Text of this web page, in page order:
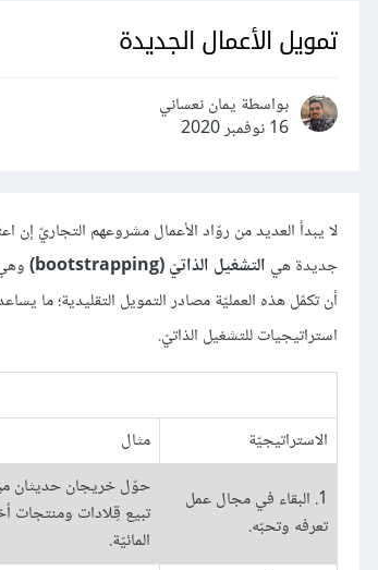
تمويل الأعمال الجديدة
بواسطة يمان نعساني
16 نوفمبر 2020
لا يبدأ العديد من روّاد الأعمال مشروعهم التجاريّ إن
جديدة هي التشغيل الذاتيّ (bootstrapping)
استراتيجيات للتشغيل الذاتيّ.
الاستراتيجيّة
مثال
1. البقاء في مجال عمل
تعرفه وتحبّه.
تبيع قِلادات ومنتجات
المائيّة.